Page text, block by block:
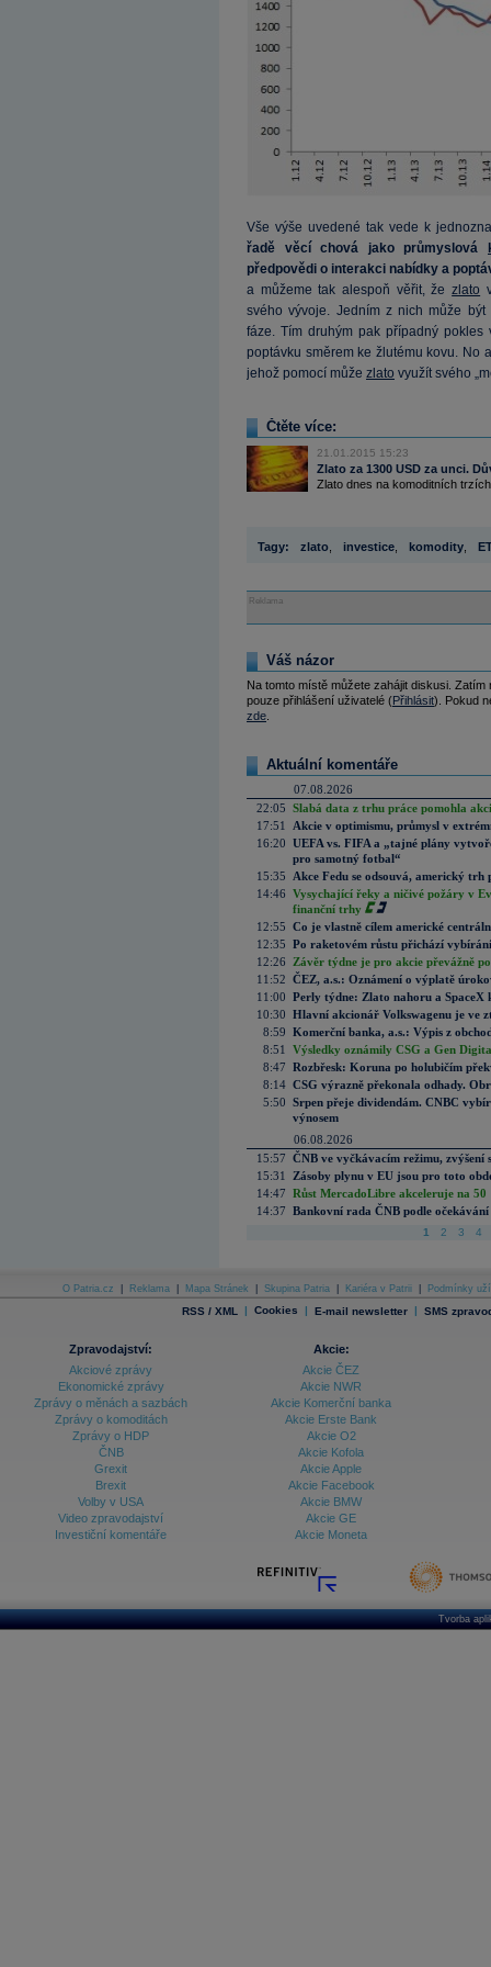
Vše výše uvedené tak vede k
řadě věcí chová jako průmyslová
předpovědi o interakci nabídky a
a můžeme tak alespoň věřit, žezlato
svého vývoje. Jedním z nich může
fáze. Tím druhým pak případný pokles
poptávku směrem ke žlutému kovu. No
jehož pomocí může zlato využít svého
Čtěte více:
21.01.2015 15:23
Zlato za 1300 USD za unci.
Zlato dnes na komoditních
Tagy: zlato investice komodity
Reklama
Váš názor
Na tomto místě můžete zahájit diskusi.
pouze přihlášení uživatelé (Přihlásit). Pokud
zde
Aktuální komentáře
07.08.2026
22:05 Slabá data z trhu práce pomohla
17:51
Akcie v optimismu, průmysl v
16:20 UEFA vs. FIFA a „tajné plány
pro samotný fotbal“
15:35
Akce Fedu se odsouvá, americký
14:46 Vysychající řeky a ničivé požáry v
finanční trhy
12:55 Co je vlastně cílem americké
12:35 Po raketovém růstu přichází
12:26
Závěr týdne je pro akcie převážně
11:52 ČEZ, a.s.: Oznámení o výplatě
11:00 Perly týdne: Zlato nahoru a SpaceX
10:30 Hlavní akcionář Volkswagenu je ve
8:59 Komerční banka, a.s.: Výpis z
8:51
Výsledky oznámily CSG a Gen
8:47 Rozbřesk: Koruna po holubičím
8:14 CSG výrazně překonala odhady.
5:50 Srpen přeje dividendám. CNBC
výnosem
06.08.2026
15:57 ČNB ve vyčkávacím režimu, zvýšení
15:31
Zásoby plynu v EU jsou pro toto
14:47 Růst MercadoLibre akceleruje na
14:37 Bankovní rada ČNB podle
1 2 3 4
O Patria.cz Reklama Mapa Stránek Skupina Patria Kariéra v Patrii Podmínky
RSS / XML | Cookies | E-mail newsletter | SMS
Zpravodajství:
Akciové zprávy
Ekonomické zprávy
Zprávy o měnách a sazbách
Zprávy o komoditách
Zprávy o HDP
ČNB
Grexit
Brexit
Volby v USA
Video zpravodajství
Investiční komentáře
Akcie:
Akcie ČEZ
Akcie NWR
Akcie Komerční banka
Akcie Erste Bank
Akcie O2
Akcie Kofola
Akcie Apple
Akcie Facebook
Akcie BMW
Akcie GE
Akcie Moneta
Tvorba